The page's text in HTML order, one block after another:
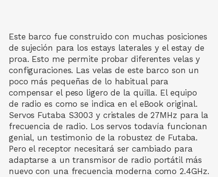
Este barco fue construido con muchas posiciones
de sujeción para los estays laterales y el estay de
proa. Esto me permite probar diferentes velas y
configuraciones. Las velas de este barco son un
poco más pequeñas de lo habitual para
compensar el peso ligero de la quilla. El equipo
de radio es como se indica en el eBook original.
Servos Futaba S3003 y cristales de 27MHz para la
frecuencia de radio. Los servos todavía funcionan
genial, un testimonio de la robustez de Futaba.
Pero el receptor necesitará ser cambiado para
adaptarse a un transmisor de radio portátil más
nuevo con una frecuencia moderna como 2.4GHz.